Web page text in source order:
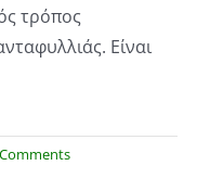
τρόπος
Είναι